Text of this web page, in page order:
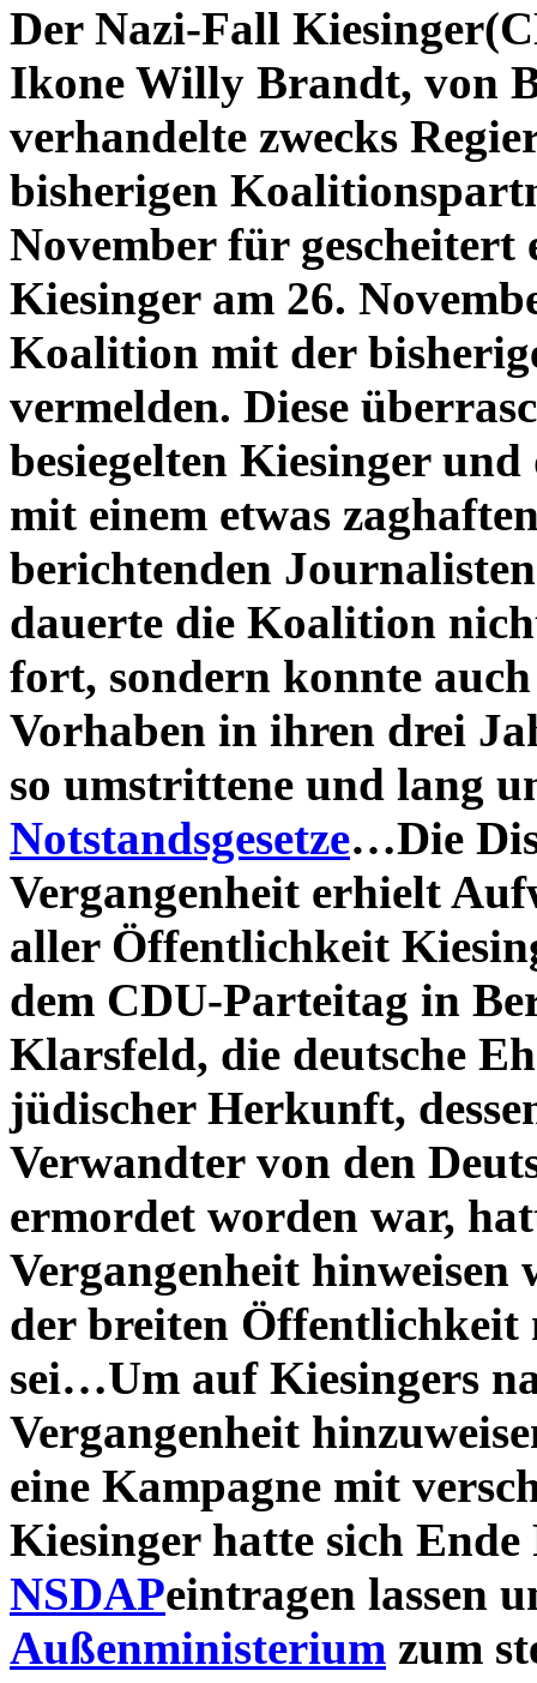
Der Nazi-Fall
Ikone Willy Brandt, von
verhandelte zwecks
bisherigen
November für
Kiesinger am 26.
Koalition mit der
vermelden. Diese
besiegelten Kiesinger
mit einem etwas
berichtenden
dauerte die Koalition
fort, sondern konnte
Vorhaben in ihren drei
so umstrittene und lang
Notstandsgesetze…Die
Vergangenheit erhielt
aller Öffentlichkeit
dem CDU-Parteitag in
Klarsfeld, die deutsche
jüdischer Herkunft,
Verwandter von den
ermordet worden war,
Vergangenheit
der breiten Öffentlichkeit
sei…Um auf Kiesingers
Vergangenheit
eine Kampagne mit
Kiesinger hatte sich
NSDAPeintragen lassen
Außenministerium zum